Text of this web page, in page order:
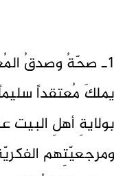
1ـ صحّةُ وصدقُ
يملكَ مُعتقداً
بولايةِ أهلِ البيت
ومرجعيّتِهم